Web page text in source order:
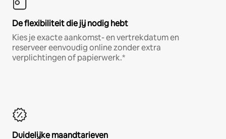
De flexibiliteit die jij nodig hebt
Kies je exacte aankomst- en vertrekdatum en
reserveer eenvoudig online zonder extra
verplichtingen of papierwerk.*
Duidelijke maandtarieven